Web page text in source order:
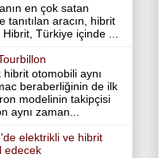
en çok satan
aracın, hibrit
Türkiye içinde ...
otomobili aynı
beraberliğinin de ilk
modelinin takipçisi
aynı zaman...
elektrikli ve hibrit
edecek